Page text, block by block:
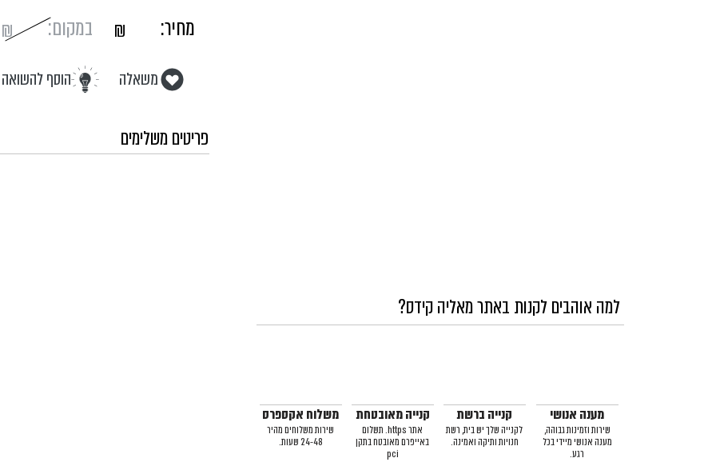
₪ במקום: ₪ מחיר:
הוסף להשואה משאלה
פריטים משלימים
למה אוהבים לקנות באתר מאליה קידס?
משלוח אקספרס
שירות משלוחים מהיר
24-48 שעות.
קנייה מאובטחת
אתר https. תשלום
באייפרם מאובטח בתקן
pci
קנייה ברשת
לקנייה שלך יש בית, רשת
חנויות ותיקה ואמינה.
מענה אנושי
שירות וזמינות גבוהה,
מענה אנושי מיידי בכל
רגע.